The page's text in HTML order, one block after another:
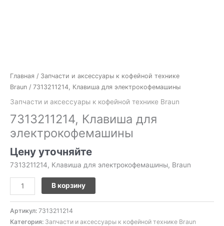
Главная / Запчасти и аксессуары к кофейной технике
Braun / 7313211214, Клавиша для электрокофемашины
Запчасти и аксессуары к кофейной технике Braun
7313211214, Клавиша для
электрокофемашины
Цену уточняйте
7313211214, Клавиша для электрокофемашины, Braun
В корзину
Артикул: 7313211214
Категория: Запчасти и аксессуары к кофейной технике Braun